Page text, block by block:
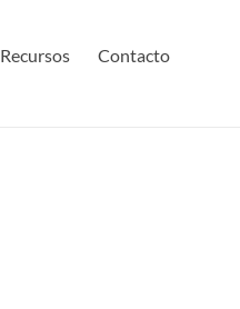
Recursos Contacto